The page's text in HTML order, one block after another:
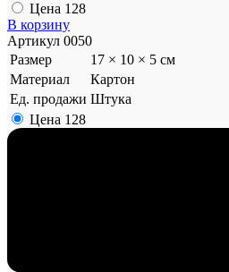
Цена 128
В корзину
Артикул 0050
Размер
17 × 10 × 5 см
Материал
Картон
Ед. продажи Штука
Цена 128